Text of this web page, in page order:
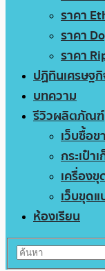
ราคา
ราคา
ราคา
ปฏิทินเศรษฐ
บทความ
รีวิวผลิตภัณฑ์
เว็บซื้อข
กระเป๋า
เครื่องขุ
เว็บขุด
ห้องเรียน